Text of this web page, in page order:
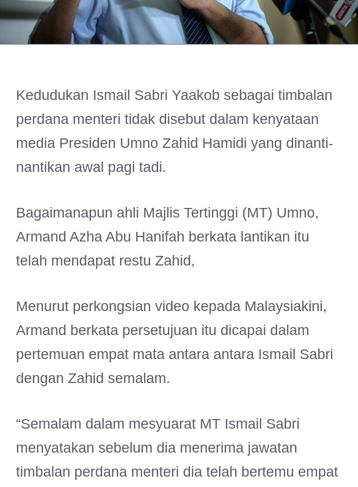
Kedudukan Ismail Sabri Yaakob sebagai timbalan
perdana menteri tidak disebut dalam kenyataan
media Presiden Umno Zahid Hamidi yang dinanti-
nantikan awal pagi tadi.
Bagaimanapun ahli Majlis Tertinggi (MT) Umno,
Armand Azha Abu Hanifah berkata lantikan itu
telah mendapat restu Zahid,
Menurut perkongsian video kepada Malaysiakini,
Armand berkata persetujuan itu dicapai dalam
pertemuan empat mata antara antara Ismail Sabri
dengan Zahid semalam.
“Semalam dalam mesyuarat MT Ismail Sabri
menyatakan sebelum dia menerima jawatan
timbalan perdana menteri dia telah bertemu empat